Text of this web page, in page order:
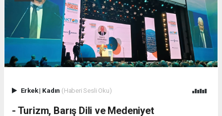
Erkek| Kadın (Haberi Sesli Oku)
​- Turizm, Barış Dili ve Medeniyet